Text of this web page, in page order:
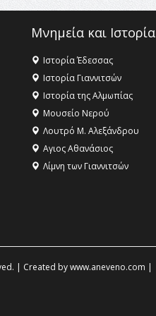
Μνημεία και Ιστορία
Ιστορία Έδεσσας
Ιστορία Γιαννιτσών
Ιστορία της Αλμωπίας
Μουσείο Νερού
Λουτρό Μ. Αλεξάνδρου
Αγιος Αθανάσιος
Λίμνη των Γιαννιτσών
| Created bywww.aneveno.com |